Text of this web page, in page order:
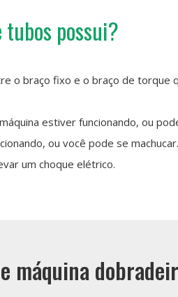
possui?
o braço fixo e o braço de torque
estiver funcionando, ou
ou você pode se machucar.
um choque elétrico.
máquina